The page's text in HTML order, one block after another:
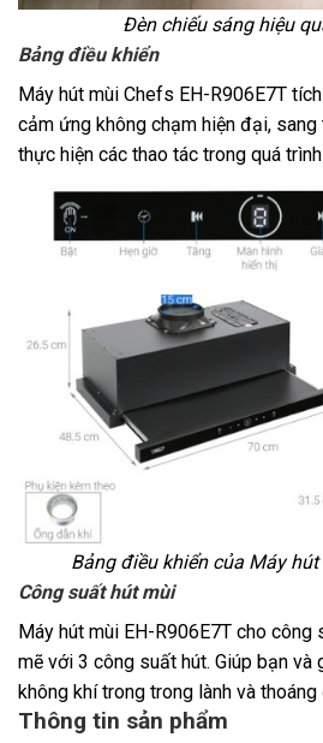
Đèn chiếu sáng hiệu
Bảng điều khiển
Máy hút mùi Chefs EH-R906E7T
cảm ứng không chạm hiện đại, sang
thực hiện các thao tác trong quá
Bảng điều khiển của Máy hút
Công suất hút mùi
Máy hút mùi EH-R906E7T cho công
mẽ với 3 công suất hút. Giúp bạn và
không khí trong trong lành và thoáng
Thông tin sản phẩm